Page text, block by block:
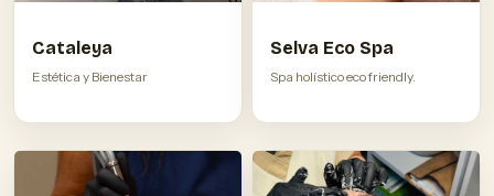
Cataleya
Estética y Bienestar
Selva Eco Spa
Spa holístico eco friendly.